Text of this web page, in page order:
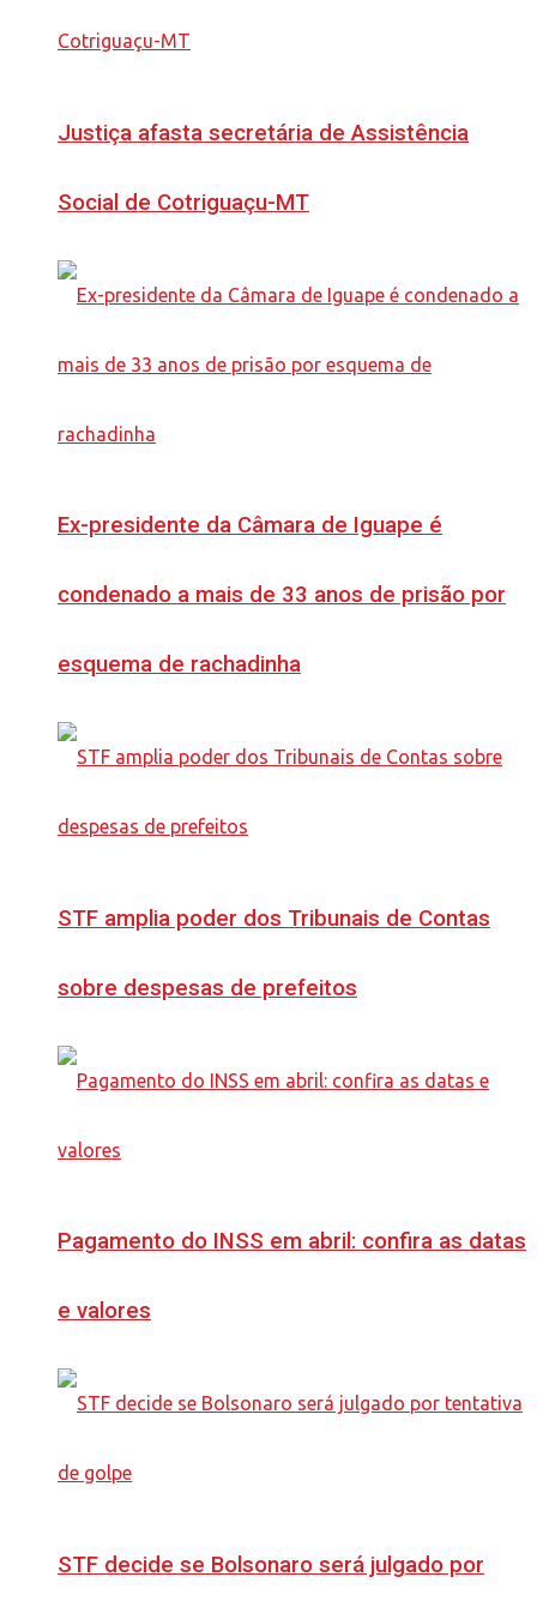
Justiça afasta secretária de Assistência
Social de Cotriguaçu-MT
Ex-presidente da Câmara de Iguape é
condenado a mais de 33 anos de prisão por
esquema de rachadinha
STF amplia poder dos Tribunais de Contas
sobre despesas de prefeitos
Pagamento do INSS em abril: confira as datas
e valores
STF decide se Bolsonaro será julgado por